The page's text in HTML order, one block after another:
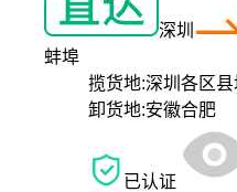
深圳
蚌埠
揽货地:深圳各区
卸货地:安徽合肥
已认证